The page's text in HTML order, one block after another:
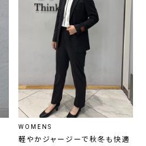
WOMENS
軽やかジャージーで秋冬も快適